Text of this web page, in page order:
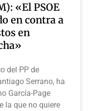
«El PSOE
en contra a
en
del PP de
Serrano, ha
García-Page
la que no quiere